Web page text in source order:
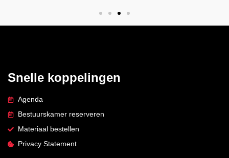
Snelle koppelingen
Agenda
Bestuurskamer reserveren
Materiaal bestellen
Privacy Statement